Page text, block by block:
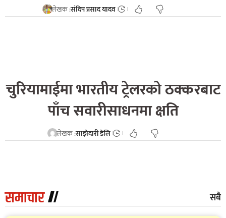
लेखक :संदिप प्रसाद यादव
चुरियामाईमा भारतीय ट्रेलरको ठक्करबाट
पाँच सवारीसाधनमा क्षति
लेखक :साझेदारी डेलि
समाचार सबै